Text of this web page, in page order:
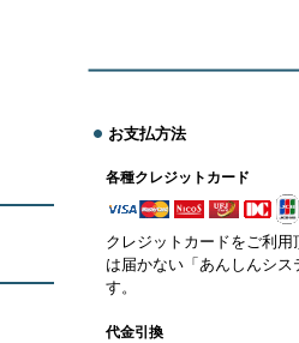
お支払方法
各種クレジットカード
クレジットカードをご利
は届かない「あんしんシ
す。
代金引換